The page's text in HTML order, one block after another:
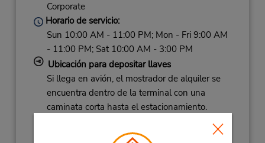
Corporate
Horario de servicio:
Sun 10:00 AM - 11:00 PM; Mon - Fri 9:00 AM
- 11:00 PM; Sat 10:00 AM - 3:00 PM
Ubicación para depositar llaves
Si llega en avión, el mostrador de alquiler se
encuentra dentro de la terminal con una
caminata corta hasta el estacionamiento.
Obtener direcciones